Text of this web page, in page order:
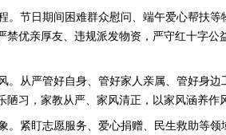
。节日期间困难群众慰问、端午爱心帮扶
禁优亲厚友、违规派发物资，严守红十字
。从严管好自身、管好家人亲属、管好身
习，家教从严、家风清正，以家风涵养作
。紧盯志愿服务、爱心捐赠、民生救助等